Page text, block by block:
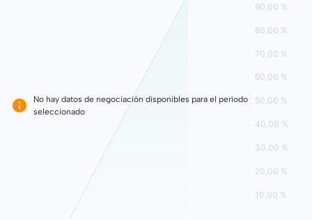
No hay datos de negociación disponibles para el período
seleccionado